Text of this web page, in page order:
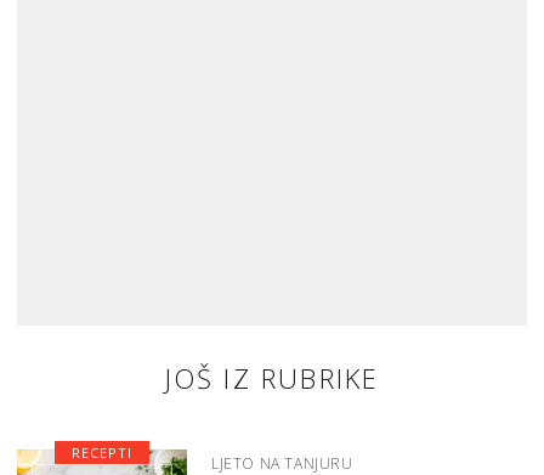
JOŠ IZ RUBRIKE
LJETO NA TANJURU
RECEPTI